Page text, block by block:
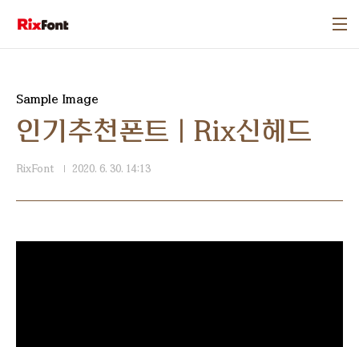
Sample Image
인기추천폰트 | Rix신헤드
RixFont 2020. 6. 30. 14:13